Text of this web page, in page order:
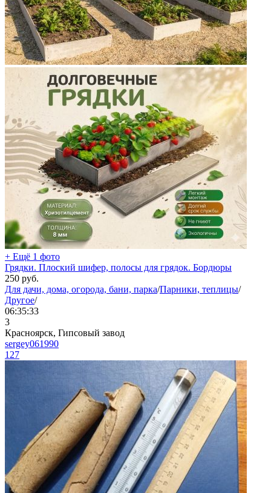
+ Ещё 1 фото
Грядки. Плоский шифер, полосы для грядок. Бордюры
250 руб.
Для дачи, дома, огорода, бани, парка/Парники, теплицы/
Другое/
06:35:33
3
Красноярск, Гипсовый завод
sergey061990
127